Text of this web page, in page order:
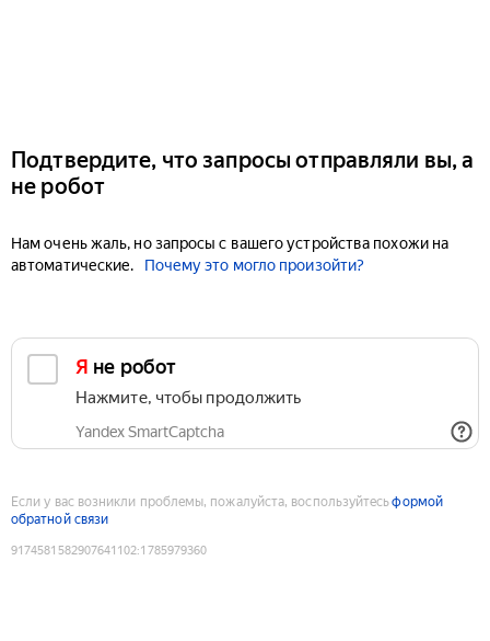
Подтвердите, что запросы отправляли вы, а
не робот
Нам очень жаль, но запросы с вашего устройства похожи на
автоматические.
Почему это могло произойти?
Я не робот
Нажмите, чтобы продолжить
Yandex SmartCaptcha
Если у вас возникли проблемы, пожалуйста, воспользуйтесьформой
обратной связи
9174581582907641102:1785979360